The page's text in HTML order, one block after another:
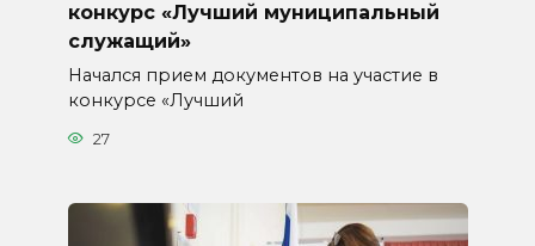
конкурс «Лучший муниципальный
служащий»
Начался прием документов на участие в
конкурсе «Лучший
27